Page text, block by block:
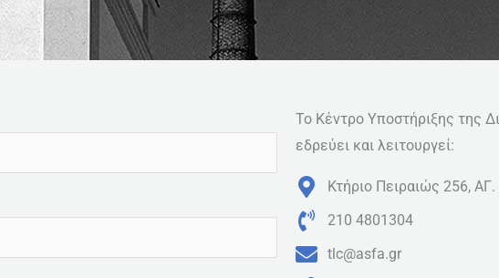
Το Κέντρο Υποστήριξης της
εδρεύει και λειτουργεί:
Κτήριο Πειραιώς 256,
210 4801304
tlc@asfa.gr